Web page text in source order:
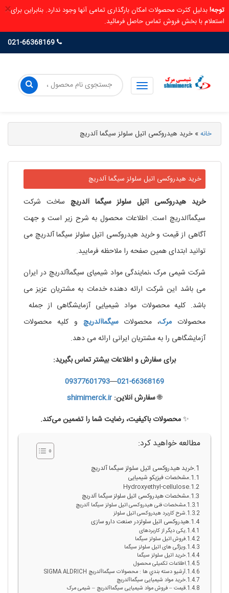
× توجه!بدلیل کثرت محصولات امکان بارگذاری تمامی آنها وجود ندارد. بنابراین برای
استعلام با بخش فروش تماس حاصل فرمائید.
خانه» خرید هیدروکسی اتیل سلولز سیگما آلدریچ
خرید هیدروکسی اتیل سلولز سیگما آلدریچ
خرید هیدروکسی اتیل سلولز سیگما آلدریچ ساخت شرکت
سیگمآالدریچ است. اطلاعات محصول به شرح زیر است و جهت
آگاهی از قیمت و خرید هیدروکسی اتیل سلولز سیگما آلدریچ می
توانید ابتدای همین صفحه را ملاحظه فرمایید.
شرکت شیمی مرک ،نمایندگی مواد شیمیای سیگماآلدریچ در ایران
می باشد این شرکت ارائه دهنده خدمات به مشتریان عزیز می
باشد. کلیه محصولات مواد شیمیایی آزمایشگاهی از جمله
محصولات مرک، محصولاتسیگماآلدریچ و کلیه محصولات
آزمایشگاهی را به مشتریان ایرانی ارائه می دهد.
برای سفارش و اطلاعات بیشتر تماس بگیرید:
021-66368169
—
09377601793
🌐سفارش آنلاین: shimimerck.ir
✨محصولات باکیفیت، رضایت شما را تضمین می‌کند.
مطالعه خواهید کرد:
خرید هیدروکسی اتیل سلولز سیگما آلدریچ
مشخصات فیزیکو شیمیایی
Hydroxyethyl-cellulose
مشخصات هیدروکسی اتیل سلولز سیگما آلدریچ
مشخصات فنی هیدروکسی اتیل سلولز سیگما آلدریچ
شرح کاربرد هیدروکسی اتیل سلولز
هیدروکسی اتیل سلولزدر صنعت دارو سازی
یکی دیگر از کاربردهای
فروش اتیل سلولز سیگما
ویژگی های اتیل سلولز سیگما
خرید اتیل سلولز سیگما
اطلاعات تکمیلی محصول
آرشيو دسته بندي ها : محصولات سيگماآلدريچ SIGMA ALDRICH
خرید مواد شیمیایی سیگماآلدریچ
قیمت – فروش مواد شیمیایی سیگماآلدریچ – شیمی مرک